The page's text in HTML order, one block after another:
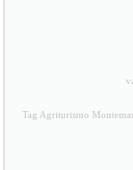
Tag Agriturismo